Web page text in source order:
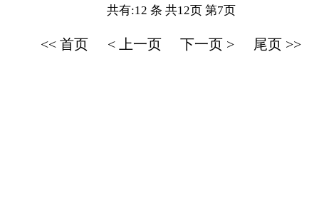
共有:12 条 共12页 第7页
<< 首页 < 上一页 下一页 > 尾页 >>